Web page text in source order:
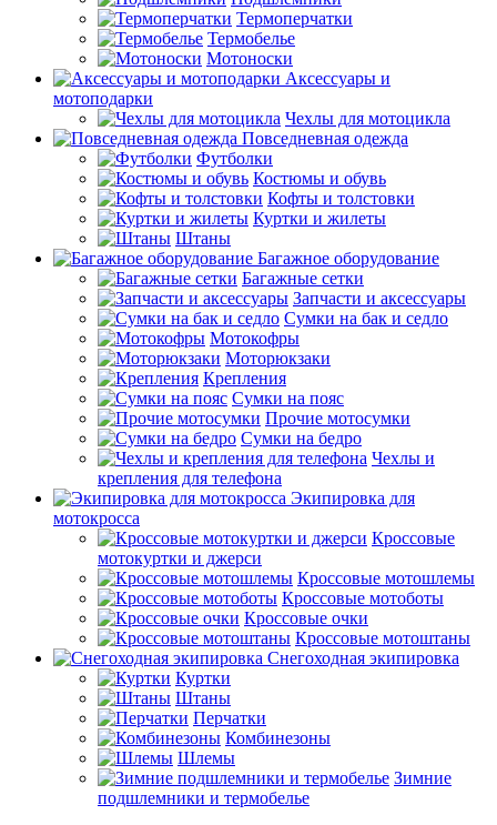
Термоперчатки
Термобелье
Мотоноски
Аксессуары и
мотоподарки
Чехлы для мотоцикла
Повседневная одежда
Футболки
Костюмы и обувь
Кофты и толстовки
Куртки и жилеты
Штаны
Багажное оборудование
Багажные сетки
Запчасти и аксессуары
Сумки на бак и седло
Мотокофры
Моторюкзаки
Крепления
Сумки на пояс
Прочие мотосумки
Сумки на бедро
Чехлы и
крепления для телефона
Экипировка для
мотокросса
Кроссовые
мотокуртки и джерси
Кроссовые мотошлемы
Кроссовые мотоботы
Кроссовые очки
Кроссовые мотоштаны
Снегоходная экипировка
Куртки
Штаны
Перчатки
Комбинезоны
Шлемы
Зимние
подшлемники и термобелье